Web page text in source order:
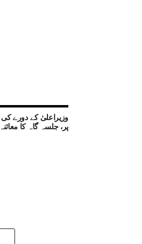
وزیراعلیٰ کے دورے کی
پر، جلسہ گاہ کا معائنہ